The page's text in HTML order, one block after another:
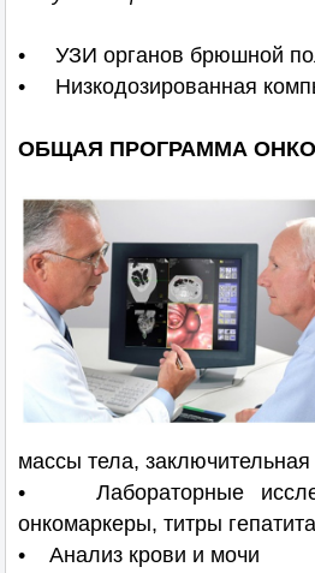
• УЗИ органов брюшной
• Низкодозированная
ОБЩАЯ ПРОГРАММА
массы тела,
• Лабораторные
онкомаркеры, титры
• Анализ крови и мочи